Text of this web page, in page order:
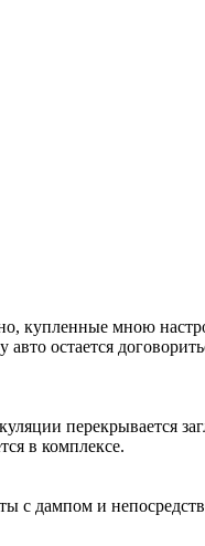
купленные мною
остается
перекрывается
в комплексе.
с дампом и